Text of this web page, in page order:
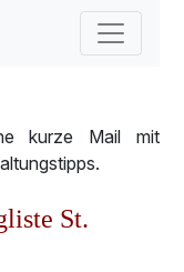
kurze Mail mit
St.